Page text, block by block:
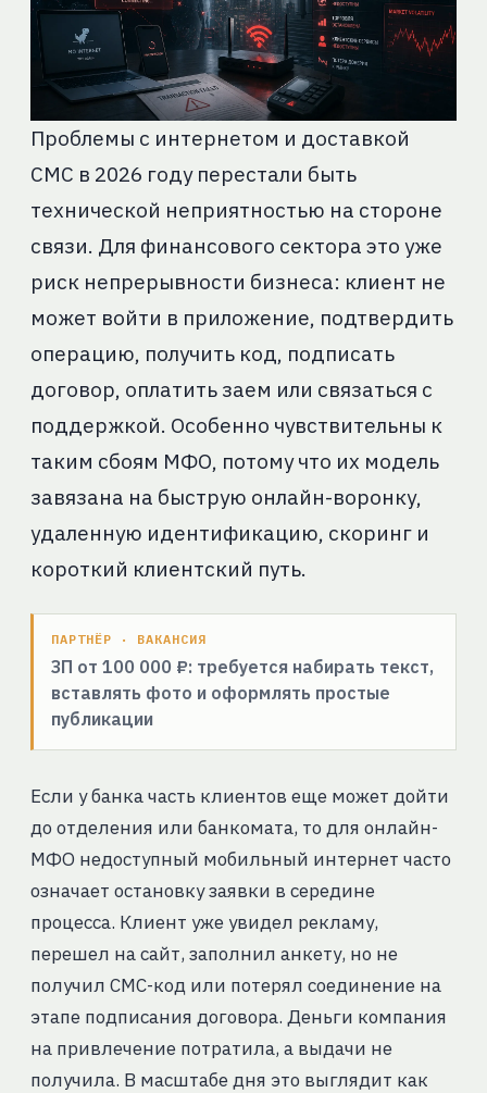
Проблемы с интернетом и доставкой
СМС в 2026 году перестали быть
технической неприятностью на стороне
связи. Для финансового сектора это уже
риск непрерывности бизнеса: клиент не
может войти в приложение, подтвердить
операцию, получить код, подписать
договор, оплатить заем или связаться с
поддержкой. Особенно чувствительны к
таким сбоям МФО, потому что их модель
завязана на быструю онлайн-воронку,
удаленную идентификацию, скоринг и
короткий клиентский путь.
ПАРТНЁР · ВАКАНСИЯ
ЗП от 100 000 ₽: требуется набирать текст,
вставлять фото и оформлять простые
публикации
Если у банка часть клиентов еще может дойти
до отделения или банкомата, то для онлайн-
МФО недоступный мобильный интернет часто
означает остановку заявки в середине
процесса. Клиент уже увидел рекламу,
перешел на сайт, заполнил анкету, но не
получил СМС-код или потерял соединение на
этапе подписания договора. Деньги компания
на привлечение потратила, а выдачи не
получила. В масштабе дня это выглядит как